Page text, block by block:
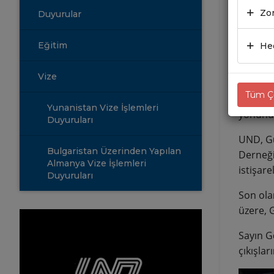
Duyurular
Eğitim
Vize
Yunanistan Vize İşlemleri
Duyuruları
Bulgaristan Üzerinden Yapılan
Almanya Vize İşlemleri
Duyuruları
UND,
Son
üzere,
Sayın
Tüm